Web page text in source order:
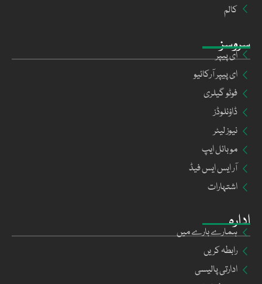
ادارہ
ہمارے بارے میں
رابطہ کریں
ادارتی پالیسی
سروسز
ای پیپر
ای پیپر آرکائیو
فوٹو گیلری
ڈاؤنلوڈز
نیوز لیٹر
موبائل ایپ
آر ایس ایس فیڈ
اشتہارات
کالم